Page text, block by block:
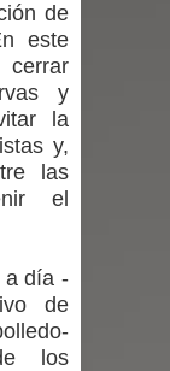
el
de
en
de
este
cerrar
y
la
y,
las
el
a día -
de
los